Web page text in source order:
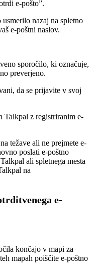
e-pošto”.
nazaj na spletno
e-poštni naslov.
sporočilo, ki označuje,
preverjeno.
da se prijavite v svoj
Talkpal z registriranim e-
težave ali ne prejmete e-
poslati e-poštno
ali spletnega mesta
na
e-
končajo v mapi za
mapah poiščite e-poštno